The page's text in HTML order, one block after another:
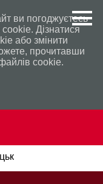
ви погоджуєтесь
Дізнатися
або змінити
прочитавши
сookie.